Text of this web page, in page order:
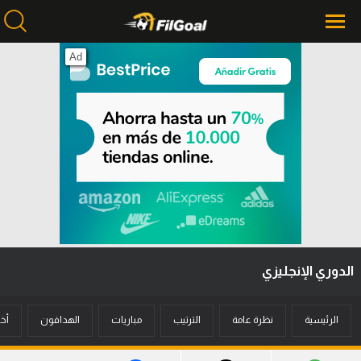
Ad
فيديوهات
عدسات
الدوري الإنجليزي
الرئيسية نظرة عامة الترتيب مباريات الهدافون